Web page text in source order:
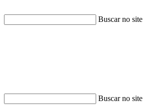
Buscar no site
Buscar no site